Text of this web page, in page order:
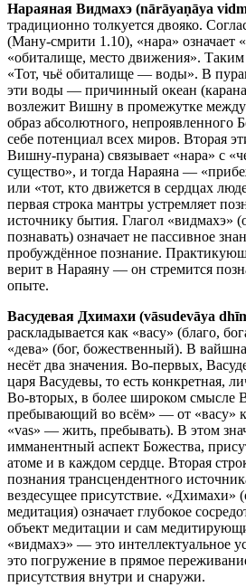
Нараяная Видмахэ (nārāyaṇāya
традиционно толкуется двояко.
(Ману-смрити 1.10), «нара» означает
«обиталище, место движения».
«Тот, чьё обиталище — воды». В
эти воды — причинный океан
возлежит Вишну в промежутке
образ абсолютного, непроявленного
себе потенциал всех миров. Вторая
Вишну-пурана) связывает «нара» с
существо», и тогда Нараяна —
или «тот, кто движется в сердцах
первая строка мантры устремляет
источнику бытия. Глагол «видмахэ»
познавать) означает не пассивное
пробуждённое познание.
верит в Нараяну — он стремится
опыте.
Васудевая Дхимахи (vāsudevāya
раскладывается как «васу» (благо,
«дева» (бог, божественный). В
несёт два значения. Во-первых,
царя Васудевы, то есть конкретная,
Во-вторых, в более широком смысле
пребывающий во всём» — от «васу»
«vas» — жить, пребывать). В этом
имманентный аспект Божества,
атоме и в каждом сердце. Вторая
познания трансцендентного
вездесущее присутствие. «Дхимахи»
медитация) означает глубокое
объект медитации и сам
«видмахэ» — это интеллектуальное
это погружение в прямое
присутствия внутри и снаружи.